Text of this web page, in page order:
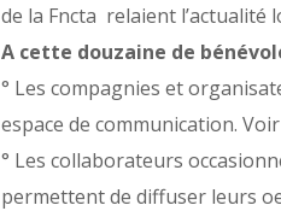
de la Fncta relaient l’actualité
A cette douzaine de
° Les compagnies et
espace de communication.
° Les collaborateurs
permettent de diffuser leurs